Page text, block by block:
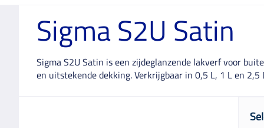
Sigma S2U Satin
Sigma S2U Satin is een zijdeglanzende lakverf voor
en uitstekende dekking. Verkrijgbaar in 0,5 L, 1 L en 2,5